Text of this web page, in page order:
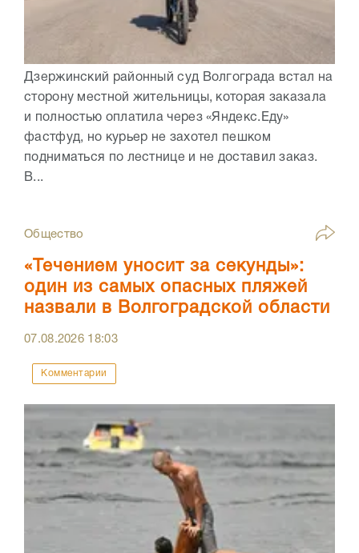
Дзержинский районный суд Волгограда встал на
сторону местной жительницы, которая заказала
и полностью оплатила через «Яндекс.Еду»
фастфуд, но курьер не захотел пешком
подниматься по лестнице и не доставил заказ.
В...
Общество
«Течением уносит за секунды»:
один из самых опасных пляжей
назвали в Волгоградской области
07.08.2026 18:03
Комментарии